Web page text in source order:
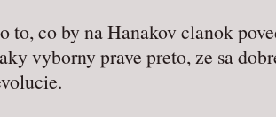
to, co by na Hanakov clanok
vyborny prave preto, ze sa